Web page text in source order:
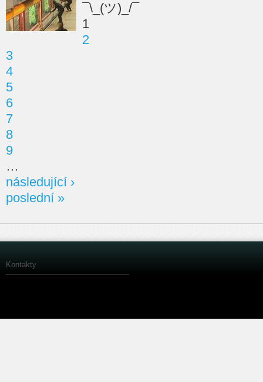
¯\_(ツ)_/¯
1
2
3
4
5
6
7
8
9
…
následující ›
poslední »
Kontakty